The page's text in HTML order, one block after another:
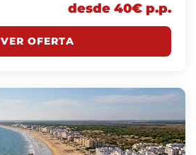
desde 40€ p.p.
VER OFERTA